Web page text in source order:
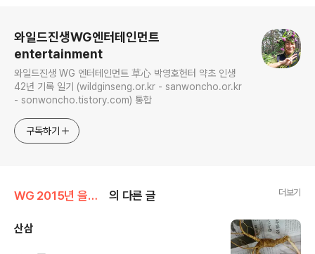
와일드진생WG엔터테인먼트
entertainment
와일드진생 WG 엔터테인먼트 草心 박영호헌터 약초 인생
42년 기록 일기 (wildginseng.or.kr - sanwoncho.or.kr
- sonwoncho.tistory.com) 통합
구독하기
WG 2015년 을미년 기록 의 다른 글 더보기
산삼